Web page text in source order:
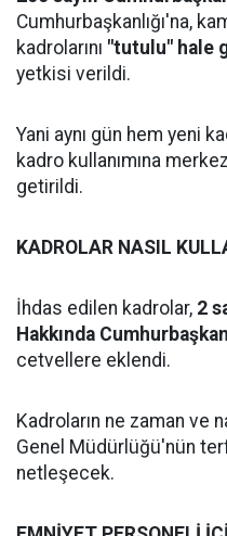
Cumhurbaşkanlığı'na,
kadrolarını "tutulu" hale
yetkisi verildi.
Yani aynı gün hem yeni
kadro kullanımına
getirildi.
KADROLAR NASIL
İhdas edilen kadrolar, 2
Hakkında
cetvellere eklendi.
Kadroların ne zaman ve
Genel Müdürlüğü'nün
netleşecek.